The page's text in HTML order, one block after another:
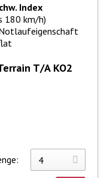
T/A KO2
Index
180 km/h)